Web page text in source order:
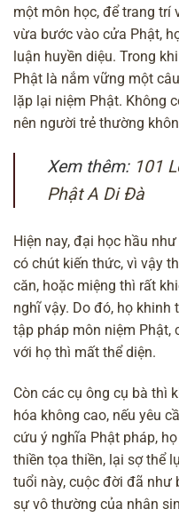
một môn học, để trang trí
vừa bước vào cửa Phật,
luận huyền diệu. Trong
Phật là nắm vững một
lặp lại niệm Phật. Không
nên người trẻ thường
Xem thêm: 101
Phật A Di Đà
Hiện nay, đại học hầu
có chút kiến thức, vì vậy
căn, hoặc miệng thì rất
nghĩ vậy. Do đó, họ khinh
tập pháp môn niệm Phật,
với họ thì mất thể diện.
Còn các cụ ông cụ bà thì
hóa không cao, nếu yêu
cứu ý nghĩa Phật pháp,
thiền tọa thiền, lại sợ thể
tuổi này, cuộc đời đã như
sự vô thường của nhân